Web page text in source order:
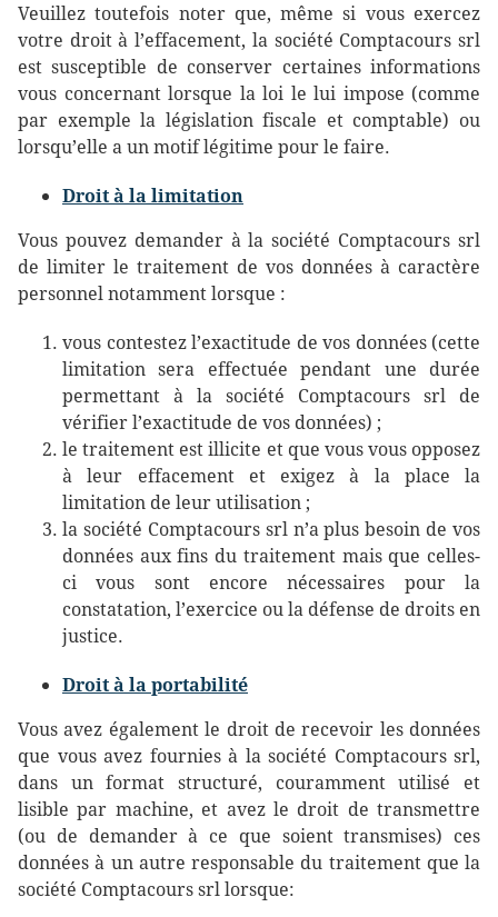
Veuillez toutefois noter que, même si vous exercez
votre droit à l’effacement, la société Comptacours srl
est susceptible de conserver certaines informations
vous concernant lorsque la loi le lui impose (comme
par exemple la législation fiscale et comptable) ou
lorsqu’elle a un motif légitime pour le faire.
Droit à la limitation
Vous pouvez demander à la société Comptacours srl
de limiter le traitement de vos données à caractère
personnel notamment lorsque :
vous contestez l’exactitude de vos données (cette
limitation sera effectuée pendant une durée
permettant à la société Comptacours srl de
vérifier l’exactitude de vos données) ;
le traitement est illicite et que vous vous opposez
à leur effacement et exigez à la place la
limitation de leur utilisation ;
la société Comptacours srl n’a plus besoin de vos
données aux fins du traitement mais que celles-
ci vous sont encore nécessaires pour la
constatation, l’exercice ou la défense de droits en
justice.
Droit à la portabilité
Vous avez également le droit de recevoir les données
que vous avez fournies à la société Comptacours srl,
dans un format structuré, couramment utilisé et
lisible par machine, et avez le droit de transmettre
(ou de demander à ce que soient transmises) ces
données à un autre responsable du traitement que la
société Comptacours srl lorsque: